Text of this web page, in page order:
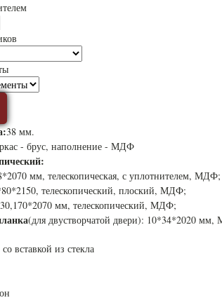
38 мм.
- брус, наполнение - МДФ
мм, телескопическая, с уплотнителем, МДФ;
телескопический, плоский, МДФ;
мм, телескопический, МДФ;
(для двустворчатой двери): 10*34*2020
вставкой из стекла